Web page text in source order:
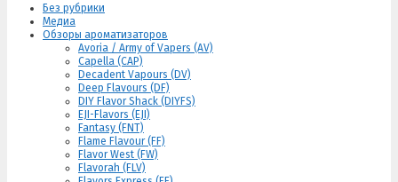
Без рубрики
Медиа
Обзоры ароматизаторов
Avoria / Army of Vapers (AV)
Capella (CAP)
Decadent Vapours (DV)
Deep Flavours (DF)
DIY Flavor Shack (DIYFS)
EJI-Flavors (EJI)
Fantasy (FNT)
Flame Flavour (FF)
Flavor West (FW)
Flavorah (FLV)